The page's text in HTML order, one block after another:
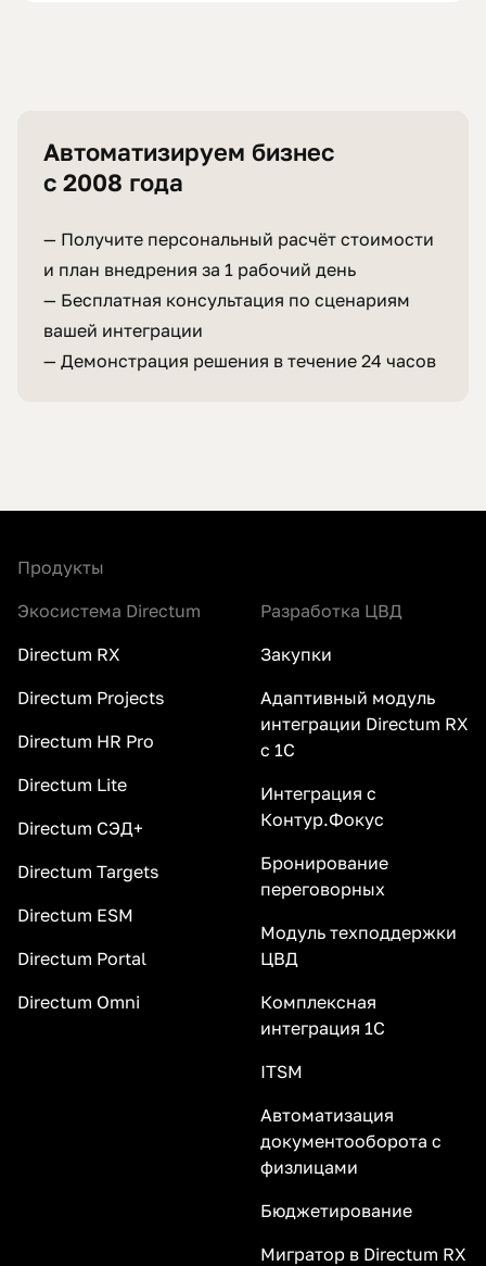
Автоматизируем бизнес
с 2008 года
— Получите персональный расчёт стоимости
и план внедрения за 1 рабочий день
— Бесплатная консультация по сценариям
вашей интеграции
— Демонстрация решения в течение 24 часов
Продукты
Экосистема Directum
Directum RX
Directum Projects
Directum HR Pro
Directum Lite
Directum СЭД+
Directum Targets
Directum ESM
Directum Portal
Directum Omni
Разработка ЦВД
Закупки
Адаптивный модуль
интеграции Directum RX
с 1С
Интеграция с
Контур.Фокус
Бронирование
переговорных
Модуль техподдержки
ЦВД
Комплексная
интеграция 1С
ITSM
Автоматизация
документооборота с
физлицами
Бюджетирование
Мигратор в Directum RX